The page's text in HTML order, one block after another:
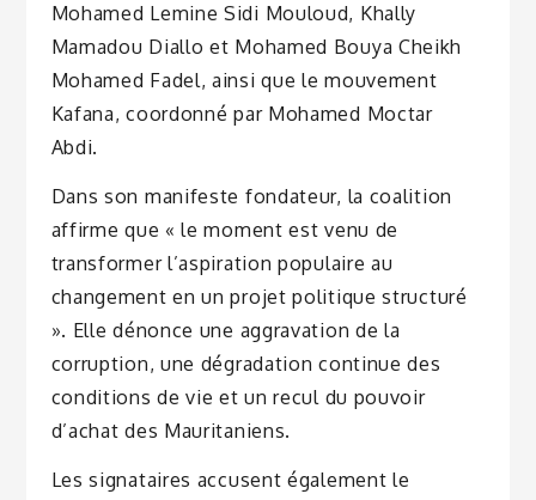
Mohamed Lemine Sidi Mouloud, Khally
Mamadou Diallo et Mohamed Bouya Cheikh
Mohamed Fadel, ainsi que le mouvement
Kafana, coordonné par Mohamed Moctar
Abdi.
Dans son manifeste fondateur, la coalition
affirme que « le moment est venu de
transformer l’aspiration populaire au
changement en un projet politique structuré
». Elle dénonce une aggravation de la
corruption, une dégradation continue des
conditions de vie et un recul du pouvoir
d’achat des Mauritaniens.
Les signataires accusent également le